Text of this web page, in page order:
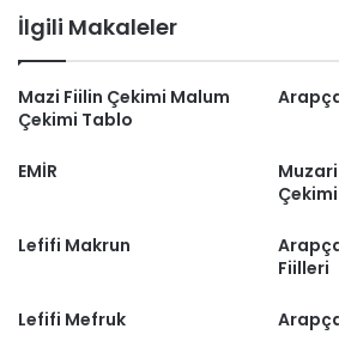
İlgili Makaleler
Mazi Fiilin Çekimi Malum
Çekimi Tablo
EMİR
Çekimi
Lefifi Makrun
Fiilleri
Lefifi Mefruk